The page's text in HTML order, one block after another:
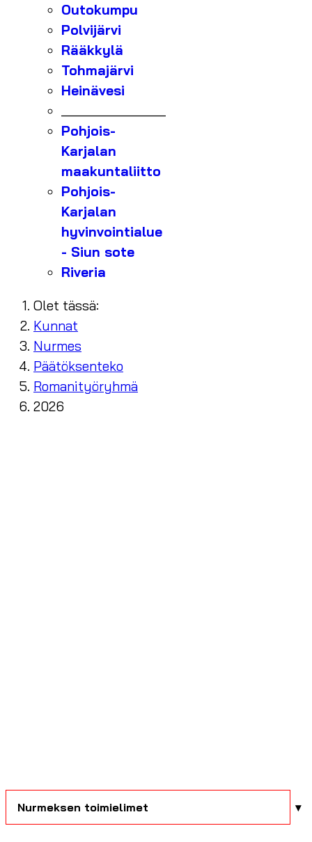
Outokumpu
Polvijärvi
Rääkkylä
Tohmajärvi
Heinävesi
Pohjois-
Karjalan
maakuntaliitto
Pohjois-
Karjalan
hyvinvointialue
- Siun sote
Riveria
Olet tässä:
Kunnat
Nurmes
Päätöksenteko
Romanityöryhmä
2026
Nurmeksen toimielimet